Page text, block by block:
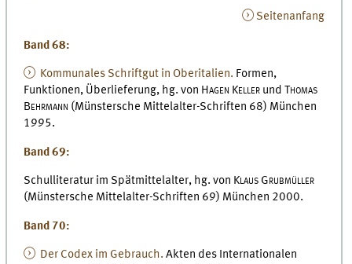
Seitenanfang
Band 68:
Kommunales Schriftgut in Oberitalien. Formen,
Funktionen, Überlieferung, hg. von Hagen Keller undThomas
Behrmann (Münstersche Mittelalter-Schriften 68) München
1995.
Band 69:
Schulliteratur im Spätmittelalter, hg. von Klaus Grubmüller
(Münstersche Mittelalter-Schriften 69) München 2000.
Band 70:
Der Codex im Gebrauch. Akten des Internationalen